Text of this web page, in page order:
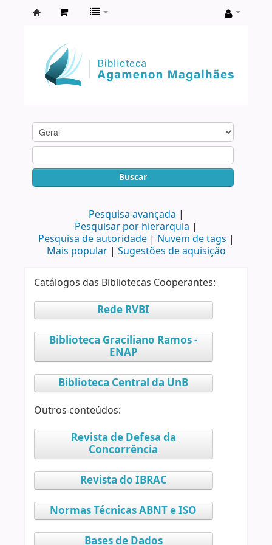
Agamenon
Magalhães
Buscar
Pesquisa avançada
Pesquisar por hierarquia
Pesquisa de autoridade
Nuvem de tags
Mais popular
Sugestões de aquisição
Catálogos das Bibliotecas Cooperantes:
Rede RVBI
Biblioteca Graciliano Ramos -
ENAP
Biblioteca Central da UnB
Outros conteúdos:
Revista de Defesa da
Concorrência
Revista do IBRAC
Normas Técnicas ABNT e ISO
Bases de Dados